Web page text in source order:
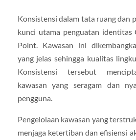
Konsistensi dalam tata ruang dan
kunci utama penguatan
Point. Kawasan ini
yang jelas sehingga kualitas
Konsistensi tersebut
kawasan yang seragam dan
pengguna.
Pengelolaan kawasan yang
menjaga ketertiban dan efisiensi